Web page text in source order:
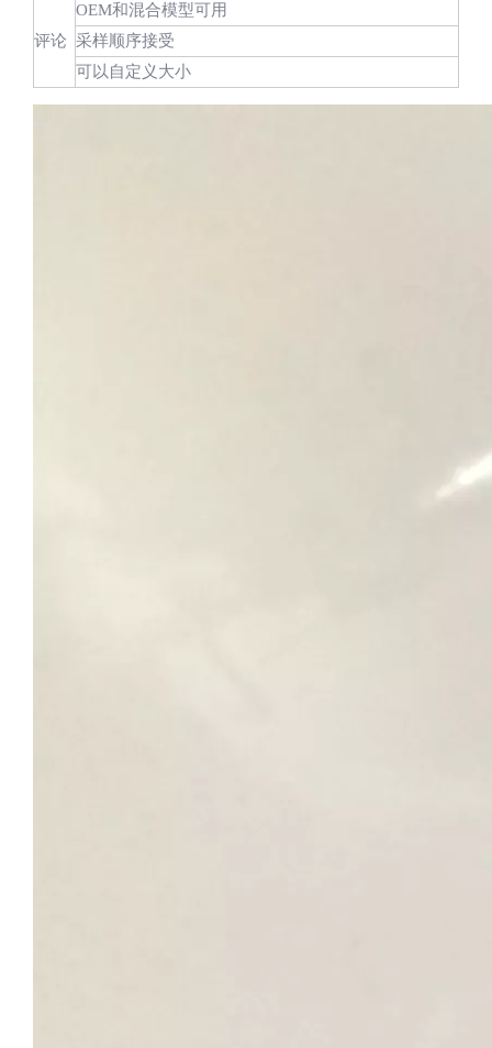
评论
OEM和混合模型可用
采样顺序接受
可以自定义大小